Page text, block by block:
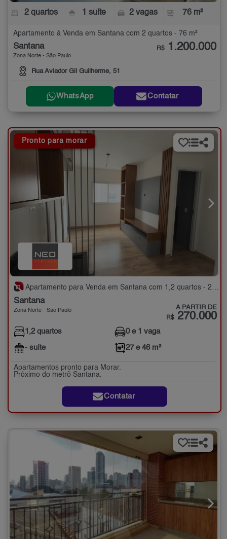
2 quartos 1 suíte 2 vagas 76 m²
Apartamento à Venda em Santana com 2 quartos - 76 m²
Santana
Zona Norte - São Paulo
Rua Aviador Gil Guilherme, 51
R$ 1.200.000
WhatsApp Contatar
Pronto para morar
Apartamento para Venda em Santana com 1,2 quartos - 27 e 46 m²
Santana
Zona Norte - São Paulo A PARTIR DE
R$ 270.000
1,2 quartos
- suíte
0 e 1 vaga
27 e 46 m²
Apartamentos pronto para Morar.
Próximo do metrô Santana.
Contatar